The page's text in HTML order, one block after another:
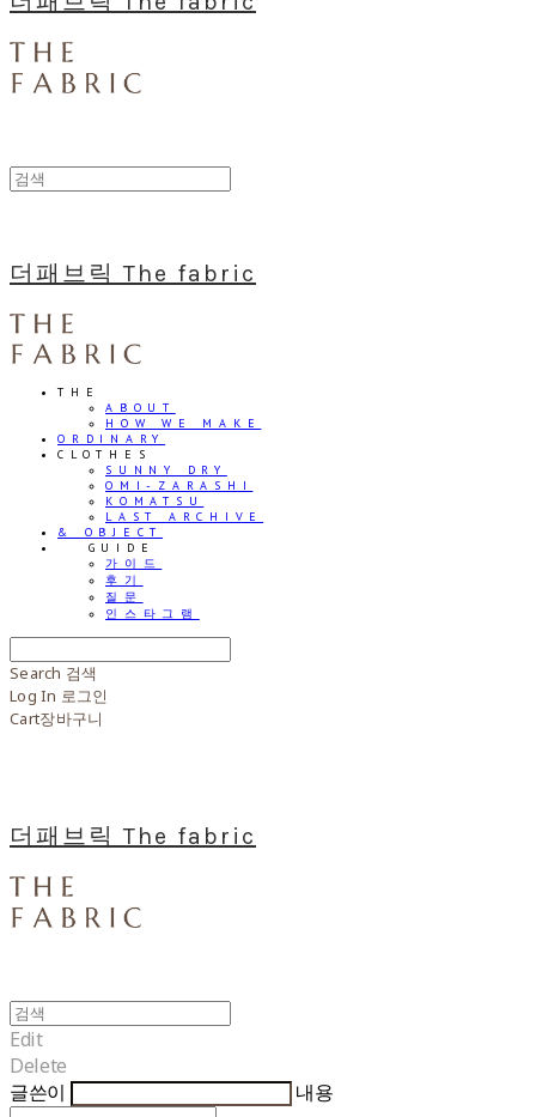
더패브릭 The fabric
THE
ABOUT
HOW WE MAKE
ORDINARY
CLOTHES
SUNNY DRY
OMI-ZARASHI
KOMATSU
LAST ARCHIVE
& OBJECT
⠀⠀GUIDE
가이드
후기
질문
인스타그램
Search 검색
Log In 로그인
Cart장바구니
더패브릭 The fabric
Edit
Delete
글쓴이
내용